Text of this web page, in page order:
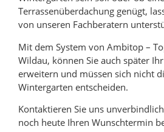
Terrassenüberdachung genügt,
von unseren Fachberatern
Mit dem System von Ambitop –
Wildau, können Sie auch später
erweitern und müssen sich nicht
Wintergarten entscheiden.
Kontaktieren Sie uns
noch heute Ihren Wunschtermin